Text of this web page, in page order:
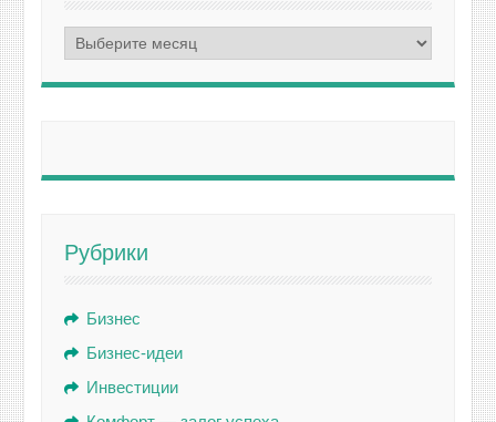
Архивы
Рубрики
Бизнес
Бизнес-идеи
Инвестиции